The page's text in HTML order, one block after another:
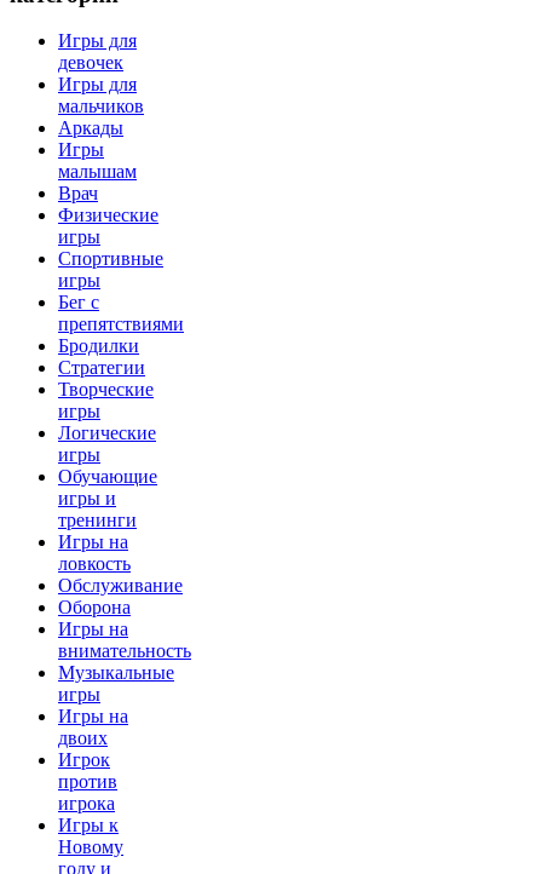
Игры для
девочек
Игры для
мальчиков
Аркады
Игры
малышам
Врач
Физические
игры
Спортивные
игры
Бег с
препятствиями
Бродилки
Стратегии
Творческие
игры
Логические
игры
Обучающие
игры и
тренинги
Игры на
ловкость
Обслуживание
Оборона
Игры на
внимательность
Музыкальные
игры
Игры на
двоих
Игрок
против
игрока
Игры к
Новому
году и